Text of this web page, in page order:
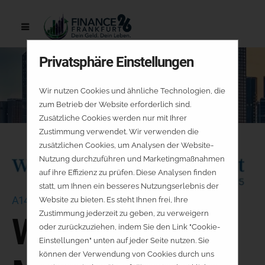
A14
Wydler Asset
Privatsphäre Einstellungen
Wir nutzen Cookies und ähnliche Technologien, die
zum Betrieb der Website erforderlich sind.
Zusätzliche Cookies werden nur mit Ihrer
Zustimmung verwendet. Wir verwenden die
zusätzlichen Cookies, um Analysen der Website-
Nutzung durchzuführen und Marketingmaßnahmen
auf ihre Effizienz zu prüfen. Diese Analysen finden
statt, um Ihnen ein besseres Nutzungserlebnis der
Website zu bieten. Es steht Ihnen frei, Ihre
Zustimmung jederzeit zu geben, zu verweigern
oder zurückzuziehen, indem Sie den Link "Cookie-
Einstellungen" unten auf jeder Seite nutzen. Sie
können der Verwendung von Cookies durch uns